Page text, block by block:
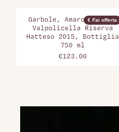
€ Fai offerta
Garbole, Amarone della
Valpolicella Riserva
Hatteso 2015, Bottiglia
750 ml
€123.00